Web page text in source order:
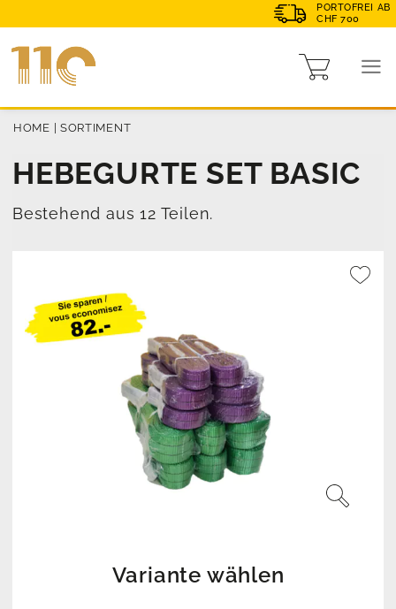
PORTOFREI AB
CHF 700
HOME | SORTIMENT
HEBEGURTE SET BASIC
Bestehend aus 12 Teilen.
Variante wählen